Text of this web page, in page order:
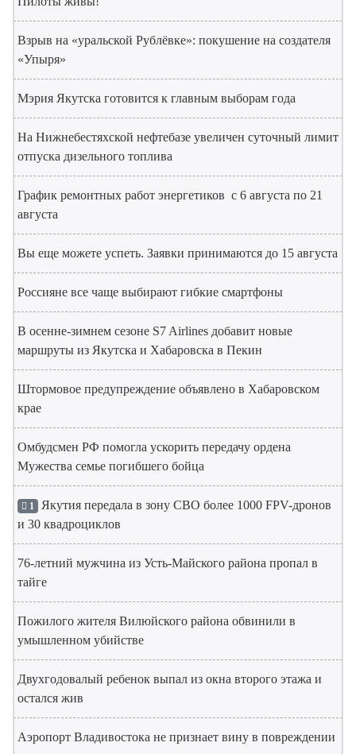
Взрыв на «уральской Рублёвке»: покушение на создателя
«Упыря»
Мэрия Якутска готовится к главным выборам года
На Нижнебестяхской нефтебазе увеличен суточный лимит
отпуска дизельного топлива
График ремонтных работ энергетиков с 6 августа по 21
августа
Вы еще можете успеть. Заявки принимаются до 15 августа
Россияне все чаще выбирают гибкие смартфоны
В осенне-зимнем сезоне S7 Airlines добавит новые
маршруты из Якутска и Хабаровска в Пекин
Штормовое предупреждение объявлено в Хабаровском
крае
Омбудсмен РФ помогла ускорить передачу ордена
Мужества семье погибшего бойца
1 Якутия передала в зону СВО более 1000 FPV-дронов
и 30 квадроциклов
76-летний мужчина из Усть-Майского района пропал в
тайге
Пожилого жителя Вилюйского района обвинили в
умышленном убийстве
Двухгодовалый ребенок выпал из окна второго этажа и
остался жив
Аэропорт Владивостока не признает вину в повреждении